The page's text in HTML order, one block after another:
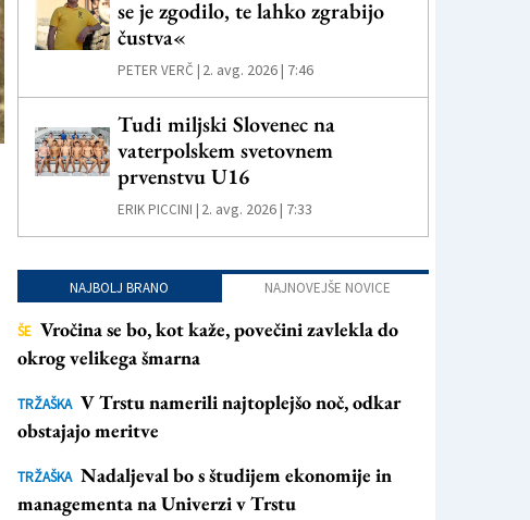
se je zgodilo, te lahko zgrabijo
čustva«
PETER VERČ | 2. avg. 2026 | 7:46
Tudi miljski Slovenec na
vaterpolskem svetovnem
prvenstvu U16
ERIK PICCINI | 2. avg. 2026 | 7:33
NAJBOLJ BRANO NAJNOVEJŠE NOVICE
ŠE Vročina se bo, kot kaže, povečini zavlekla do
okrog velikega šmarna
TRŽAŠKA V Trstu namerili najtoplejšo noč, odkar
obstajajo meritve
TRŽAŠKA Nadaljeval bo s študijem ekonomije in
managementa na Univerzi v Trstu